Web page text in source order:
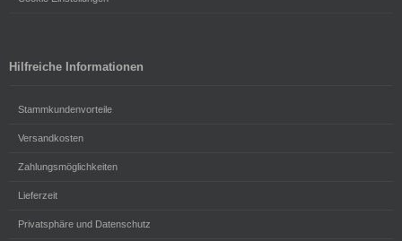
Hilfreiche Informationen
Stammkundenvorteile
Versandkosten
Zahlungsmöglichkeiten
Lieferzeit
Privatsphäre und Datenschutz